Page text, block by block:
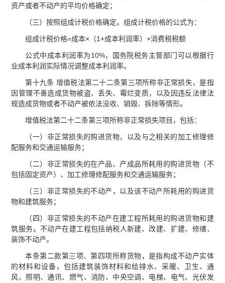
资产或者不动产的平均价格确定；
（三）按照组成计税价格确定。组成计税价格的公式为：
组成计税价格=成本×（1+成本利润率）+消费税税额
公式中成本利润率为10%，国务院税务主管部门可以根据行
业成本利润实际情况调整成本利润率。
第十九条 增值税法第二十二条第三项所称非正常损失，是指
因管理不善造成货物被盗、丢失、霉烂变质，以及因违反法律法
规造成货物或者不动产被依法没收、销毁、拆除等情形。
增值税法第二十二条第三项所称非正常损失项目，包括：
（一）非正常损失的购进货物，以及与之相关的加工修理修
配服务和交通运输服务；
（二）非正常损失的在产品、产成品所耗用的购进货物（不
包括固定资产）、加工修理修配服务和交通运输服务；
（三）非正常损失的不动产，以及该不动产所耗用的购进货
物和建筑服务；
（四）非正常损失的不动产在建工程所耗用的购进货物和建
筑服务。不动产在建工程包括纳税人新建、改建、扩建、修缮、
装饰不动产。
本条第二款第三项、第四项所称货物，是指构成不动产实体
的材料和设备，包括建筑装饰材料和给排水、采暖、卫生、通
风、照明、通讯、燃气、消防、中央空调、电梯、电气、光伏发